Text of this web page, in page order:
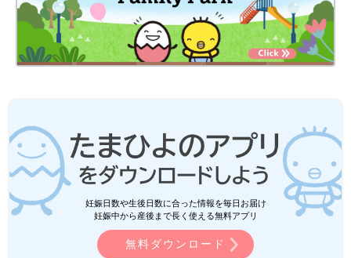
妊娠日数や生後日数に合った情報を毎日お届け
妊娠中から産後まで長く使える無料アプリ
無料ダウンロード